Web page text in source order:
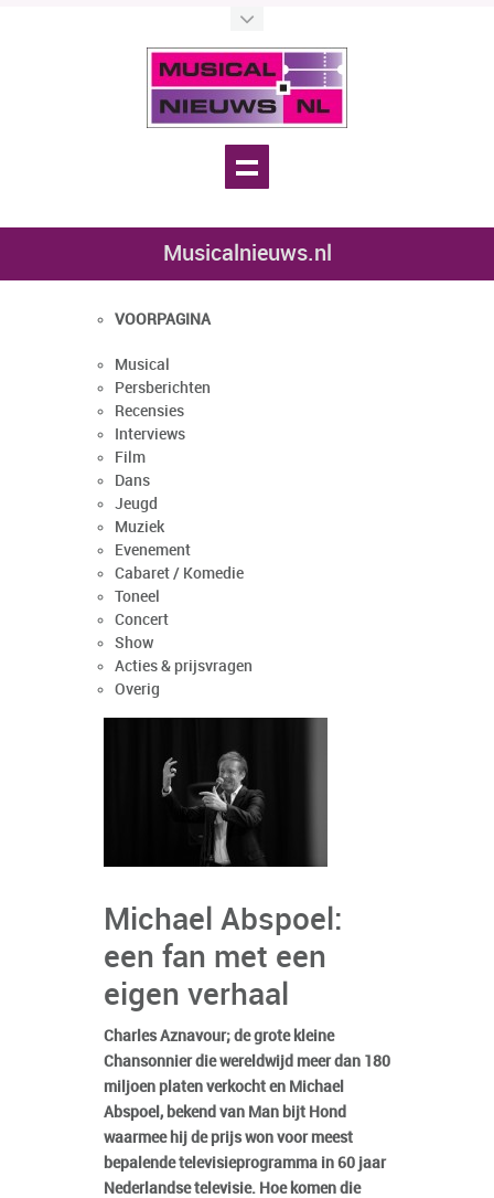
Musicalnieuws.nl
VOORPAGINA
Musical
Persberichten
Recensies
Interviews
Film
Dans
Jeugd
Muziek
Evenement
Cabaret / Komedie
Toneel
Concert
Show
Acties & prijsvragen
Overig
Michael Abspoel:
een fan met een
eigen verhaal
Charles Aznavour; de grote kleine
Chansonnier die wereldwijd meer dan 180
miljoen platen verkocht en Michael
Abspoel, bekend van Man bijt Hond
waarmee hij de prijs won voor meest
bepalende televisieprogramma in 60 jaar
Nederlandse televisie. Hoe komen die